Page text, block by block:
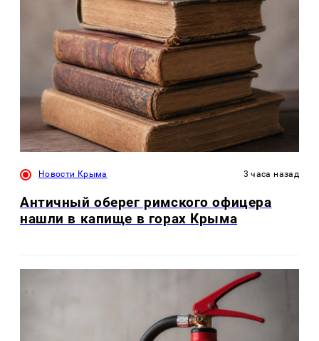
Новости Крыма 3 часа назад
Античный оберег римского офицера
нашли в капище в горах Крыма